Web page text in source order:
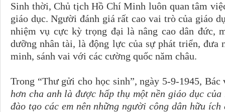
Sinh thời, Chủ tịch Hồ Chí Minh luôn quan tâm
giáo dục. Người đánh giá rất cao vai trò của giáo
nhiệm vụ cực kỳ trọng đại là nâng cao dân đức,
dưỡng nhân tài, là động lực của sự phát triển, đưa
minh, sánh vai với các cường quốc năm châu.
Trong “Thư gửi cho học sinh”, ngày 5-9-1945, Bác
hơn cha anh là được hấp thụ một nền giáo dục
đào tạo các em nên những người công dân hữu